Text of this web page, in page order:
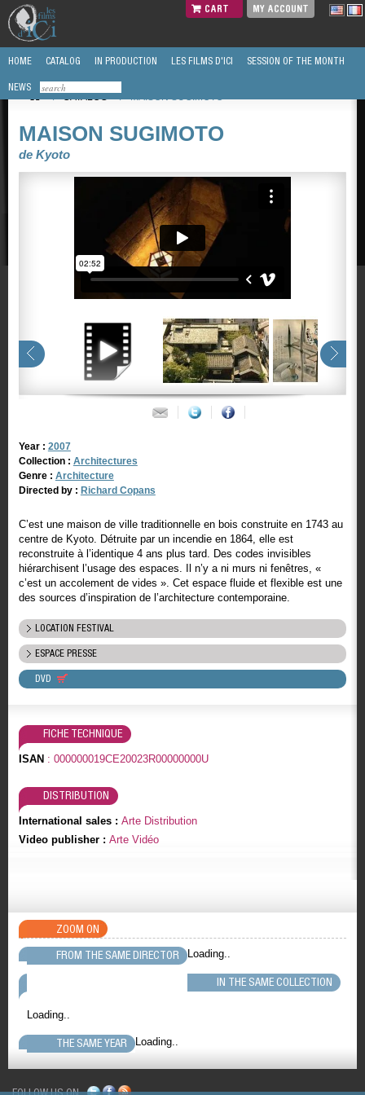
CART MY ACCOUNT
HOME CATALOG IN PRODUCTION LES FILMS D'ICI SESSION OF THE MONTH
NEWS
/
CATALOG / MAISON SUGIMOTO
MAISON SUGIMOTO
de Kyoto
Year : 2007
Collection : Architectures
Genre : Architecture
Directed by : Richard Copans
C’est une maison de ville traditionnelle en bois construite en 1743 au
centre de Kyoto. Détruite par un incendie en 1864, elle est
reconstruite à l’identique 4 ans plus tard. Des codes invisibles
hiérarchisent l’usage des espaces. Il n’y a ni murs ni fenêtres, «
c’est un accolement de vides ». Cet espace fluide et flexible est une
des sources d’inspiration de l’architecture contemporaine.
LOCATION FESTIVAL
ESPACE PRESSE
DVD
FICHE TECHNIQUE
ISAN : 000000019CE20023R00000000U
DISTRIBUTION
International sales : Arte Distribution
Video publisher : Arte Vidéo
ZOOM ON
FROM THE SAME DIRECTOR
Loading..
IN THE SAME COLLECTION
Loading..
THE SAME YEAR Loading..